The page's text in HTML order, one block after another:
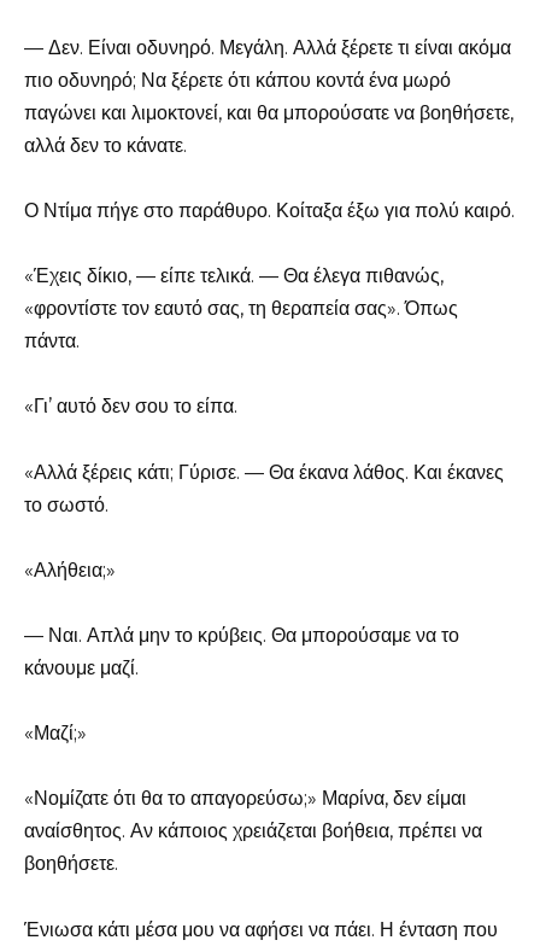
— Δεν. Είναι οδυνηρό. Μεγάλη. Αλλά ξέρετε τι είναι ακόμα
πιο οδυνηρό; Να ξέρετε ότι κάπου κοντά ένα μωρό
παγώνει και λιμοκτονεί, και θα μπορούσατε να βοηθήσετε,
αλλά δεν το κάνατε.
Ο Ντίμα πήγε στο παράθυρο. Κοίταξα έξω για πολύ καιρό.
«Έχεις δίκιο, — είπε τελικά. — Θα έλεγα πιθανώς,
«φροντίστε τον εαυτό σας, τη θεραπεία σας». Όπως
πάντα.
«Γι’ αυτό δεν σου το είπα.
«Αλλά ξέρεις κάτι; Γύρισε. — Θα έκανα λάθος. Και έκανες
το σωστό.
«Αλήθεια;»
— Ναι. Απλά μην το κρύβεις. Θα μπορούσαμε να το
κάνουμε μαζί.
«Μαζί;»
«Νομίζατε ότι θα το απαγορεύσω;» Μαρίνα, δεν είμαι
αναίσθητος. Αν κάποιος χρειάζεται βοήθεια, πρέπει να
βοηθήσετε.
Ένιωσα κάτι μέσα μου να αφήσει να πάει. Η ένταση που